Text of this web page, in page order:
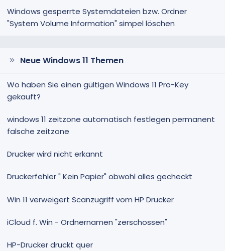
Windows gesperrte Systemdateien bzw. Ordner
"System Volume Information" simpel löschen
Neue Windows 11 Themen
Wo haben Sie einen gültigen Windows 11 Pro-Key
gekauft?
windows 11 zeitzone automatisch festlegen permanent
falsche zeitzone
Drucker wird nicht erkannt
Druckerfehler " Kein Papier" obwohl alles gecheckt
Win 11 verweigert Scanzugriff vom HP Drucker
iCloud f. Win - Ordnernamen "zerschossen"
HP-Drucker druckt quer